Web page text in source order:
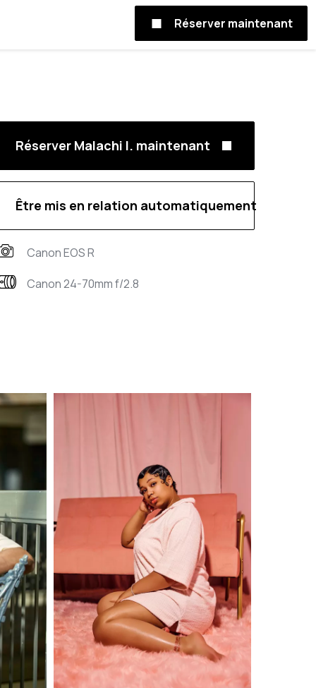
Réserver maintenant
Réserver Malachi I. maintenant
Être mis en relation automatiquement
Canon EOS R
Canon 24-70mm f/2.8